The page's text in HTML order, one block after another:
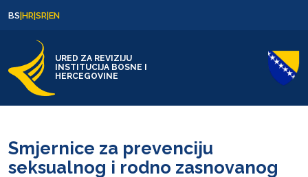
BS|HR|SR|EN
URED ZA REVIZIJU
INSTITUCIJA BOSNE I
HERCEGOVINE
Smjernice za prevenciju
seksualnog i rodno zasnovanog